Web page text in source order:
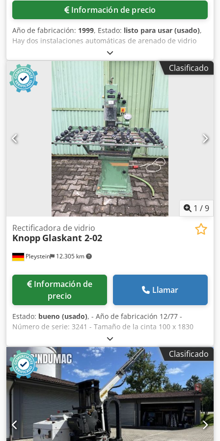
kg Equipamiento • Husillo vertical y horizontal • Cabezal de
fresado orientable manualmente +/- 90° • Fuelle eje Z
Mesa universal • Mesa giratoria • Cabezal mortajador •
Divisor • Contrapunto • etc.
Información de precio
Año de fabricación: 1999, Estado: listo para usar (usado),
Hay dos instalaciones automáticas de arenado de vidrio
plano MHG disponibles. 1) MHG Glastmaster 1500
Automatic, año de fabricación: 1999, altura de arenado:
1500 mm, espesor máximo del vidrio: 70 mm, rendimiento
de arenado: 30 m²/h, consumo de aire por boquilla a 4 bar:
800 l/min. Dimensiones de la máquina L/A/A: aprox. 4000
mm / 2800 mm / 1100 mm, peso: aprox. 2000 kg, control:
Siemens PLC. 2) Instalación de arenado sin placa de
características, dimensiones de la máquina L/A/A: aprox.
3200 mm / 2600 mm / 1100 mm, peso: aprox. 1500 kg. Es
posible la inspección in situ. Credpfjw Duvhsx Apvjf
Clasificado
1 /9
Pleystein 12.305 km
Rectificadora de vidrio
Knopp Glaskant 2-02
Información de
precio
Llamar
Estado: bueno (usado), - Año de fabricación 12/77 -
Número de serie: 3241 - Tamaño de la cinta 100 x 1830
mm Crsdpfer Nvgnox Apvef - Dimensiones 1650 x 1200 x
100 mm (AlxAnxPr) Precio a petición
Clasificado